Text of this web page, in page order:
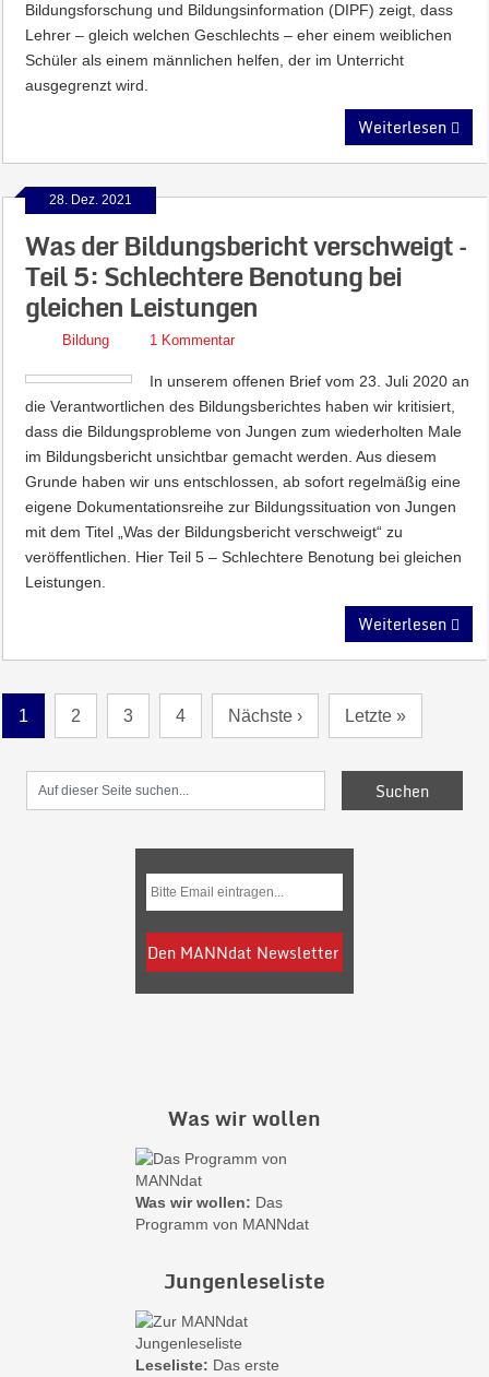
Bildungsforschung und Bildungsinformation (DIPF) zeigt, dass
Lehrer – gleich welchen Geschlechts – eher einem weiblichen
Schüler als einem männlichen helfen, der im Unterricht
ausgegrenzt wird.
Weiterlesen
28. Dez. 2021
Was der Bildungsbericht verschweigt –
Teil 5: Schlechtere Benotung bei
gleichen Leistungen
Bildung 1 Kommentar
In unserem offenen Brief vom 23. Juli 2020 an
die Verantwortlichen des Bildungsberichtes haben wir kritisiert,
dass die Bildungsprobleme von Jungen zum wiederholten Male
im Bildungsbericht unsichtbar gemacht werden. Aus diesem
Grunde haben wir uns entschlossen, ab sofort regelmäßig eine
eigene Dokumentationsreihe zur Bildungssituation von Jungen
mit dem Titel „Was der Bildungsbericht verschweigt“ zu
veröffentlichen. Hier Teil 5 – Schlechtere Benotung bei gleichen
Leistungen.
Weiterlesen
1 2 3 4 Nächste › Letzte »
Was wir wollen
Was wir wollen: Das
Programm von MANNdat
Jungenleseliste
Leseliste: Das erste